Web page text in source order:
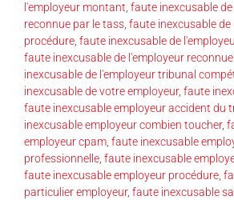
l'employeur montant, faute inexcusable
reconnue par le tass, faute inexcusable de
procédure, faute inexcusable de
faute inexcusable de l'employeur
inexcusable de l'employeur tribunal
inexcusable de votre employeur, faute
faute inexcusable employeur accident du
inexcusable employeur combien toucher,
employeur cpam, faute inexcusable
professionnelle, faute inexcusable
faute inexcusable employeur procédure,
particulier employeur, faute inexcusable